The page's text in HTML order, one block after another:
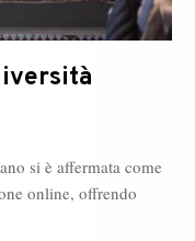
si è affermata come
online, offrendo